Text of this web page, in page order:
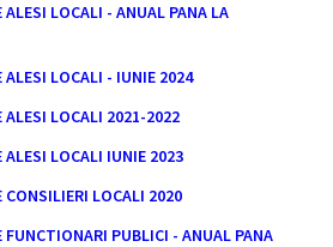
ALESI LOCALI - ANUAL PANA LA
ALESI LOCALI - IUNIE 2024
ALESI LOCALI 2021-2022
ALESI LOCALI IUNIE 2023
CONSILIERI LOCALI 2020
FUNCTIONARI PUBLICI - ANUAL PANA